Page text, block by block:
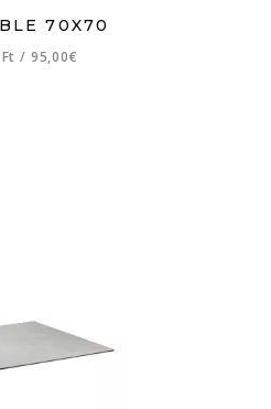
70X70
Ft/ 95,00€